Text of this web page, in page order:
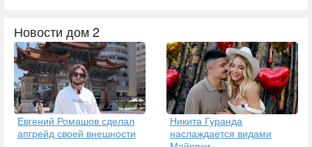
Новости дом 2
Евгений Ромашов сделал
апгрейд своей внешности
Никита Гуранда
наслаждается видами